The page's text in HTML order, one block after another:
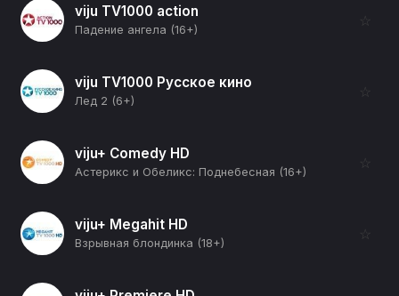
viju TV1000 action
Падение ангела (16+)
☆
viju TV1000 Русское кино
Лед 2 (6+)
☆
viju+ Comedy HD
Астерикс и Обеликс: Поднебесная (16+)
☆
viju+ Megahit HD
Взрывная блондинка (18+)
☆